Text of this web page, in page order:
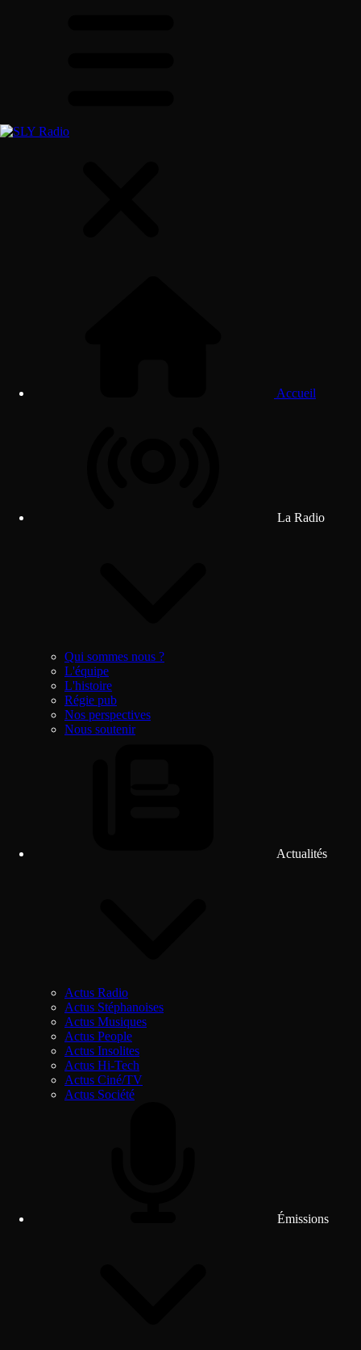
Accueil
La Radio
Qui sommes nous ?
L'équipe
L'histoire
Régie pub
Nos perspectives
Nous soutenir
Actualités
Actus Radio
Actus Stéphanoises
Actus Musiques
Actus People
Actus Insolites
Actus Hi-Tech
Actus Ciné/TV
Actus Société
Émissions